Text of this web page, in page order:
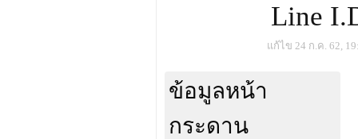
Line
แก้ไข 24 ก.ค. 62,
ข้อมูลหน้า
กระดาน